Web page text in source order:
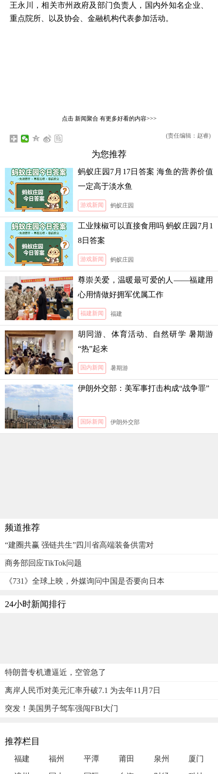
王永川，相关市州政府及部门负责人，国内外知名企业、
重点院所、以及协会、金融机构代表参加活动。
点击 新闻聚合有更多好看的内容>>>
(责任编辑：赵睿)
为您推荐
蚂蚁庄园7月17日答案 海鱼的营养价值
一定高于淡水鱼
游戏新闻 蚂蚁庄园
工业辣椒可以直接食用吗 蚂蚁庄园7月1
8日答案
游戏新闻 蚂蚁庄园
尊崇关爱，温暖最可爱的人——福建用
心用情做好拥军优属工作
福建新闻 福建
胡同游、体育活动、自然研学 暑期游
“热”起来
国内新闻 暑期游
伊朗外交部：美军事打击构成“战争罪”
国际新闻 伊朗外交部
频道推荐
“建圈共赢 强链共生”四川省高端装备供需对
商务部回应TikTok问题
《731》全球上映，外媒询问中国是否要向日本
24小时新闻排行
特朗普专机遭逼近，空管急了
离岸人民币对美元汇率升破7.1 为去年11月7日
突发！美国男子驾车强闯FBI大门
推荐栏目
福建 福州 平潭 莆田 泉州 厦门